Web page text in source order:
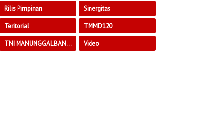
Rilis Pimpinan Sinergitas
Teritorial TMMD120
TNI MANUNGGAL BANGUN DESA Video